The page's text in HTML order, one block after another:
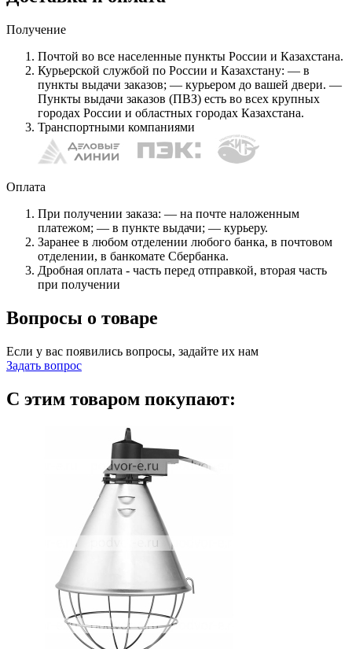
Получение
Почтой во все населенные пункты России и Казахстана.
Курьерской службой по России и Казахстану: — в
пункты выдачи заказов; — курьером до вашей двери. —
Пункты выдачи заказов (ПВЗ) есть во всех крупных
городах России и областных городах Казахстана.
Транспортными компаниями
Оплата
При получении заказа: — на почте наложенным
платежом; — в пункте выдачи; — курьеру.
Заранее в любом отделении любого банка, в почтовом
отделении, в банкомате Сбербанка.
Дробная оплата - часть перед отправкой, вторая часть
при получении
Вопросы о товаре
Если у вас появились вопросы, задайте их нам
Задать вопрос
С этим товаром покупают: